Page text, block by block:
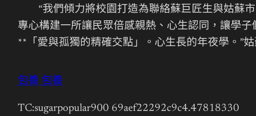
“我們傾力將校園打造為聯絡蘇巨匠生與姑蘇
專心構建一所讓民眾倍感親熱、心生認同，讓學子
**「愛與孤獨的精確交點」。心生長的年夜學。”
包養 包養
TC:sugarpopular900 69aef22292c9c4.47818330